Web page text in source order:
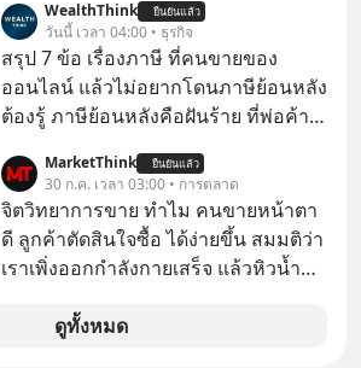
เจ้าของผู้นำ AI จีน ตั้งแต่โรงงานผลิตชิป
หน่วยความจำ โมเดล AI ยันหุ่นยนต์
✅ได้การรับยกเว้นภาษี Capital Gain
ตามกฎหมายภาษีของประเทศไทย
WealthThink ยืนยันแล้ว
วันนี้ เวลา 04:00 • ธุรกิจ
สรุป 7 ข้อ เรื่องภาษี ที่คนขายของ
ออนไลน์ แล้วไม่อยากโดนภาษีย้อนหลัง
ต้องรู้ ภาษีย้อนหลังคือฝันร้าย ที่พ่อค้า
MarketThink ยืนยันแล้ว
30 ก.ค. เวลา 03:00 • การตลาด
จิตวิทยาการขาย ทำไม คนขายหน้าตา
ดี ลูกค้าตัดสินใจซื้อ ได้ง่ายขึ้น สมมติว่า
เราเพิ่งออกกำลังกายเสร็จ แล้วหิวน้ำ
ขายของเหมือนกันทุกอย่าง
ดูทั้งหมด